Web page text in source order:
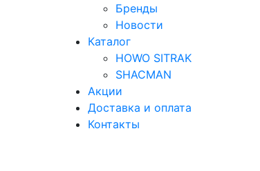
Бренды
Новости
Каталог
HOWO SITRAK
SHACMAN
Акции
Доставка и оплата
Контакты